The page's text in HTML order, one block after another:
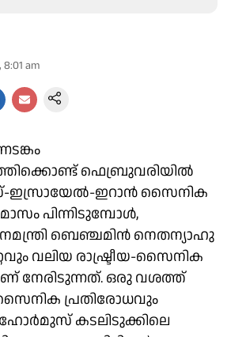
8:01 am
ഫെബ്രുവരിയിൽ
ഇസ്രായേൽ-ഇറാൻ സൈനിക
പിന്നിടുമ്പോൾ,
ബെഞ്ചമിൻ നെതന്യാഹു
വലിയ രാഷ്ട്രീയ-സൈനിക
നേരിടുന്നത്. ഒരു വശത്ത്
പ്രതിരോധവും
ഹോർമുസ് കടലിടുക്കിലെ